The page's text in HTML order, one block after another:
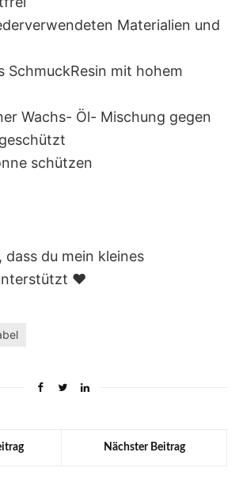
Materialien und
SchmuckResin mit hohem
Wachs- Öl- Mischung gegen
schützen
du mein kleines
❤️
Nächster Beitrag